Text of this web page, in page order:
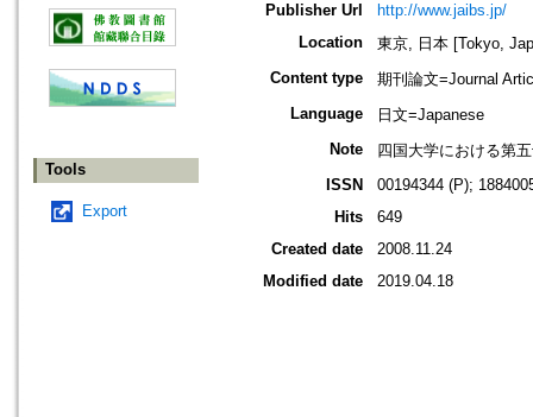
Tools
Export
Publisher Url
http://www.jaibs.jp/
Location
東京, 日本 [Tokyo,
Content type
期刊論文=Journal
Language
日文=Japanese
Note
四国大学における第
ISSN
00194344 (P);
Hits
649
Created date
2008.11.24
Modified date
2019.04.18